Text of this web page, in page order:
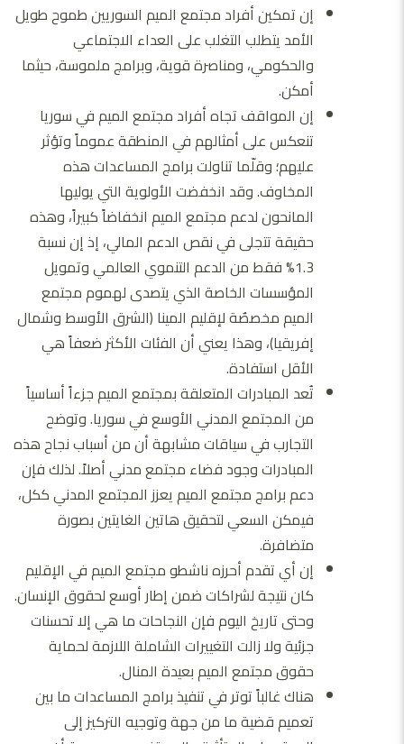
إن تمكين أفراد مجتمع الميم السوريين طموح طويل
الأمد يتطلب التغلب على العداء الاجتماعي
والحكومي، ومناصرة قوية، وبرامج ملموسة، حيثما
أمكن.
إن المواقف تجاه أفراد مجتمع الميم في سوريا
تنعكس على أمثالهم في المنطقة عموماً وتؤثر
عليهم؛ وقلّما تناولت برامج المساعدات هذه
المخاوف. وقد انخفضت الأولوية التي يوليها
المانحون لدعم مجتمع الميم انخفاضاً كبيراً، وهذه
حقيقة تتجلى في نقص الدعم المالي، إذ إن نسبة
1.3% فقط من الدعم التنموي العالمي وتمويل
المؤسسات الخاصة الذي يتصدى لهموم مجتمع
الميم مخصصٌة لإقليم المينا (الشرق الأوسط وشمال
إفريقيا)، وهذا يعني أن الفئات الأكثر ضعفاً هي
الأقل استفادة.
تُعد المبادرات المتعلقة بمجتمع الميم جزءاً أساسياً
من المجتمع المدني الأوسع في سوريا. وتوضح
التجارب في سياقات مشابهة أن من أسباب نجاح هذه
المبادرات وجود فضاء مجتمع مدني أصلاً. لذلك فإن
دعم برامج مجتمع الميم يعزز المجتمع المدني ككل،
فيمكن السعي لتحقيق هاتين الغايتين بصورة
متضافرة.
إن أي تقدم أحرزه ناشطو مجتمع الميم في الإقليم
كان نتيجة لشراكات ضمن إطار أوسع لحقوق الإنسان.
وحتى تاريخ اليوم فإن النجاحات ما هي إلا تحسنات
جزئية ولا زالت التغييرات الشاملة اللازمة لحماية
حقوق مجتمع الميم بعيدة المنال.
هناك غالباً توتر في تنفيذ برامج المساعدات ما بين
تعميم قضية ما من جهة وتوجيه التركيز إلى